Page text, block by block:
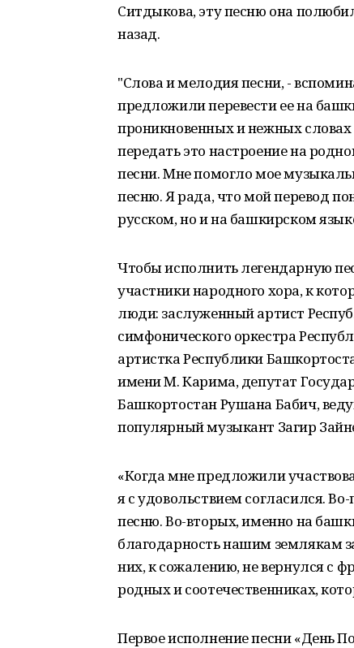
Ситдыкова, эту песню она
назад.
"Слова и мелодия песни, -
предложили перевести ее на
проникновенных и нежных словах
передать это настроение на
песни. Мне помогло мое
песню. Я рада, что мой перевод
русском, но и на башкирском
Чтобы исполнить легендарную
участники народного хора, к
люди: заслуженный артист
симфонического оркестра
артистка Республики
имени М. Карима, депутат
Башкортостан Рушана Бабич,
популярный музыкант Загир
«Когда мне предложили
я с удовольствием согласился.
песню. Во-вторых, именно на
благодарность нашим землякам
них, к сожалению, не вернулся с
родных и соотечественниках,
Первое исполнение песни «День